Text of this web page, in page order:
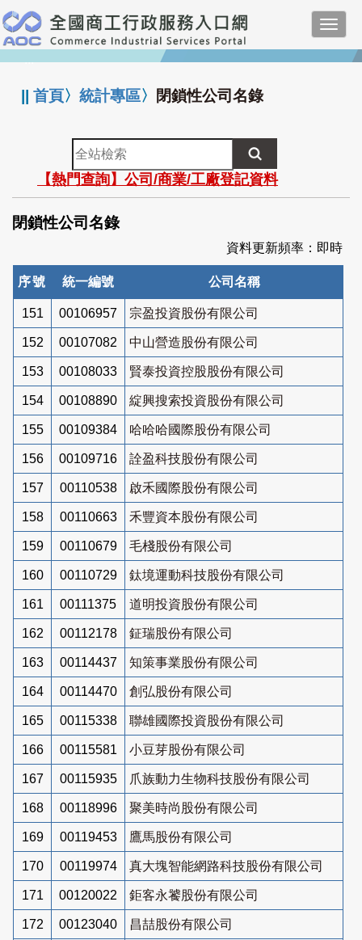
跳
到
主
要
:::
||首頁〉統計專區〉 閉鎖性公司名錄
全
站
檢
索
【熱門查詢】公司/商業/工廠登記資料
閉鎖性公司名錄
資料更新頻率：即時
序號 統一編號 公司名稱
151 00106957 宗盈投資股份有限公司
152 00107082 中山營造股份有限公司
153 00108033 賢泰投資控股股份有限公司
154 00108890 綻興搜索投資股份有限公司
155 00109384 哈哈哈國際股份有限公司
156 00109716 詮盈科技股份有限公司
157 00110538 啟禾國際股份有限公司
158 00110663 禾豐資本股份有限公司
159 00110679 毛棧股份有限公司
160 00110729 鈦境運動科技股份有限公司
161 00111375 道明投資股份有限公司
162 00112178 鉦瑞股份有限公司
163 00114437 知策事業股份有限公司
164 00114470 創弘股份有限公司
165 00115338 聯雄國際投資股份有限公司
166 00115581 小豆芽股份有限公司
167 00115935 爪族動力生物科技股份有限公司
168 00118996 聚美時尚股份有限公司
169 00119453 鷹馬股份有限公司
170 00119974 真大塊智能網路科技股份有限公司
171 00120022 鉅客永饕股份有限公司
172 00123040 昌喆股份有限公司